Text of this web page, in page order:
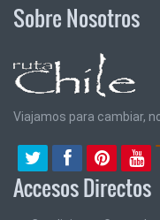
Sobre Nosotros
Viajamos para cambiar,
Accesos Directos